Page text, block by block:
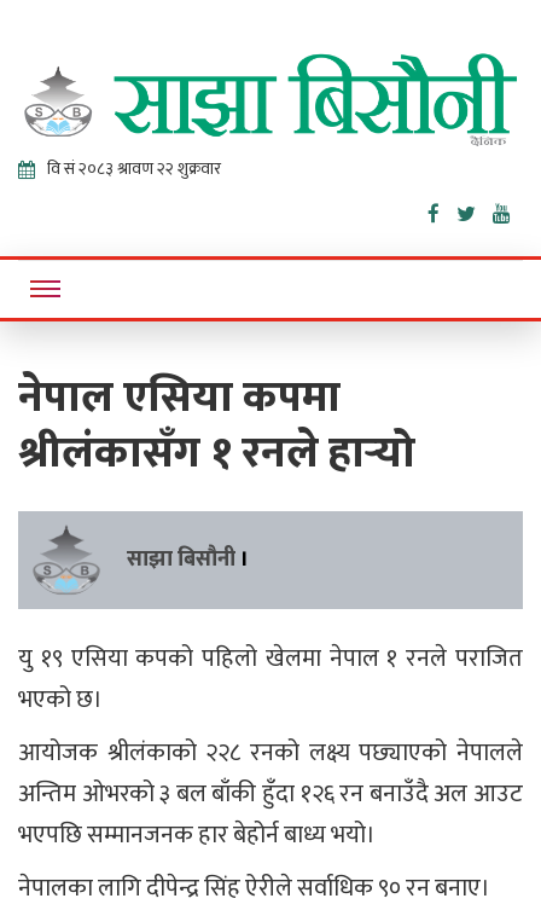
Sajha
Bisaunee
Online News Portal
नेपाल एसिया कपमा
श्रीलंकासँग १ रनले हार्‍यो
साझा बिसौनी ।
यु १९ एसिया कपको पहिलो खेलमा नेपाल १ रनले पराजित
भएको छ।
आयोजक श्रीलंकाको २२८ रनको लक्ष्य पछ्याएको नेपालले
अन्तिम ओभरको ३ बल बाँकी हुँदा १२६ रन बनाउँदै अल आउट
भएपछि सम्मानजनक हार बेहोर्न बाध्य भयो।
नेपालका लागि दीपेन्द्र सिंह ऐरीले सर्वाधिक ९० रन बनाए।